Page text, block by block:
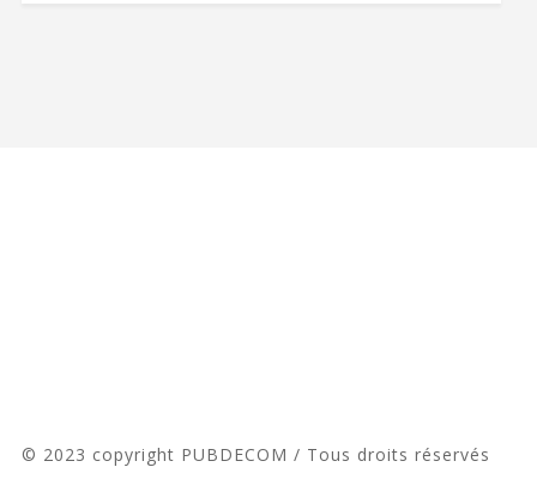
© 2023 copyright PUBDECOM / Tous droits réservés